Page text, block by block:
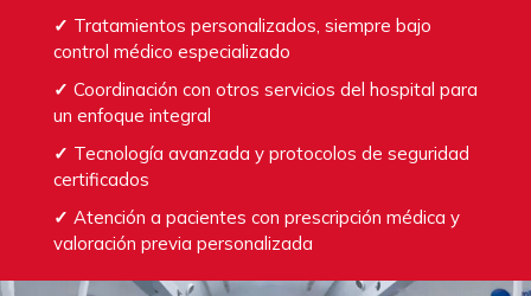
✓ Tratamientos personalizados, siempre bajo
control médico especializado
✓ Coordinación con otros servicios del hospital para
un enfoque integral
✓ Tecnología avanzada y protocolos de seguridad
certificados
✓ Atención a pacientes con prescripción médica y
valoración previa personalizada